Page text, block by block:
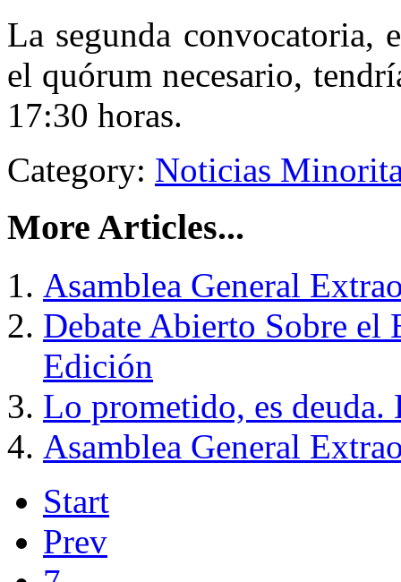
La segunda convocatoria,
el quórum necesario,
17:30 horas.
Category: Noticias
More Articles...
Asamblea General
Debate Abierto Sobre el
Edición
Lo prometido, es
Asamblea General
Start
Prev